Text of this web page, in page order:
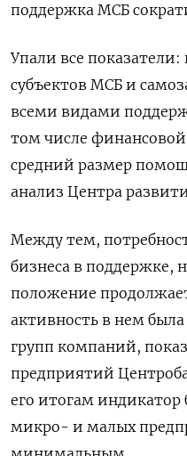
поддержка МСБ
Упали все
субъектов МСБ и
всеми видами
том числе
средний размер
анализ Центра
Между тем,
бизнеса в поддержке,
положение
активность в нем
групп компаний,
предприятий
его итогам
микро- и малых